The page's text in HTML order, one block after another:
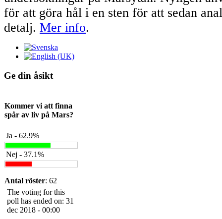
för att göra hål i en sten för att sedan
detalj. Mer info.
Ge din åsikt
Kommer vi att finna
spår av liv på Mars?
Ja - 62.9%
Nej - 37.1%
Antal röster: 62
The voting for this
poll has ended on: 31
dec 2018 - 00:00